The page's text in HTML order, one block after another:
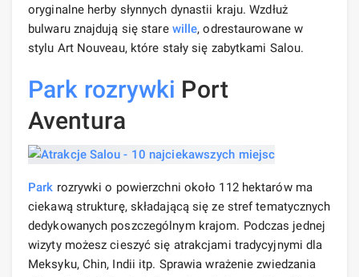
oryginalne herby słynnych dynastii kraju. Wzdłuż
bulwaru znajdują się stare wille, odrestaurowane w
stylu Art Nouveau, które stały się zabytkami Salou.
Park rozrywki Port
Aventura
Park rozrywki o powierzchni około 112 hektarów ma
ciekawą strukturę, składającą się ze stref tematycznych
dedykowanych poszczególnym krajom. Podczas jednej
wizyty możesz cieszyć się atrakcjami tradycyjnymi dla
Meksyku, Chin, Indii itp. Sprawia wrażenie zwiedzania